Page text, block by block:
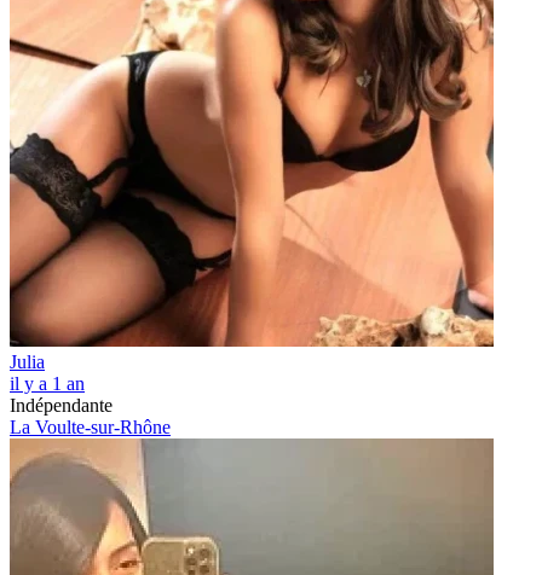
Julia
il y a 1 an
Indépendante
La Voulte-sur-Rhône